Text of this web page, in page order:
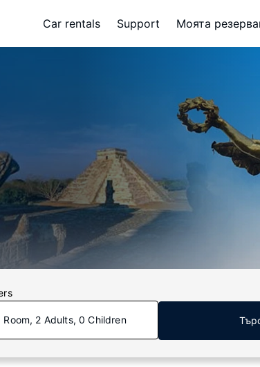
Car rentals Support Моята
Room, 2 Adults, 0 Children